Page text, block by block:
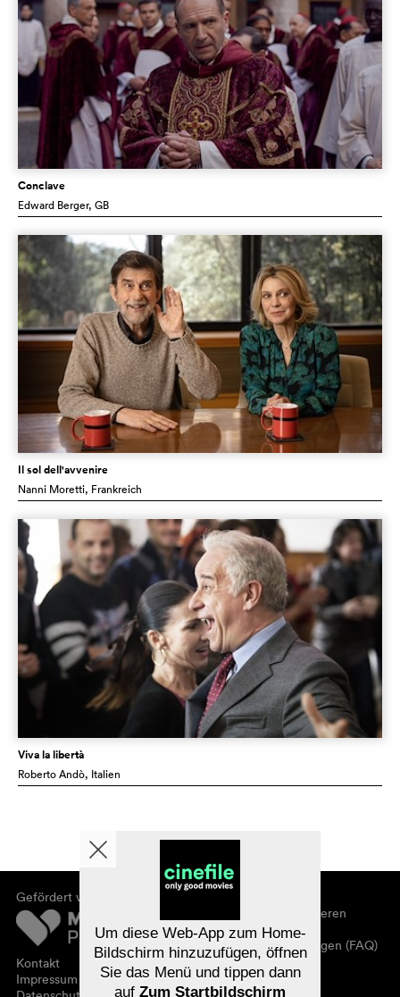
Conclave
Edward Berger, GB
Il sol dell'avvenire
Nanni Moretti, Frankreich
Viva la libertà
Roberto Andò, Italien
Gefördert von
Kontakt
Impressum
Registrieren/abonnieren
Newsletter
Häufig gestellte Fragen (FAQ)
Gutscheine
Um diese Web-App zum Home-
Bildschirm hinzuzufügen, öffnen
Sie das Menü und tippen dann
auf Zum Startbildschirm